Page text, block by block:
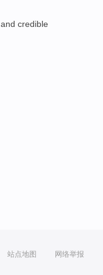
and credible
站点地图 网络举报